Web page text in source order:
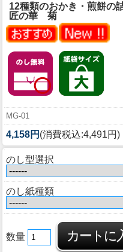
12種類のおかき・煎餅の
匠の華 菊
MG-01
4,158円 (消費税込:4,491円)
のし型選択
のし紙種類
数量